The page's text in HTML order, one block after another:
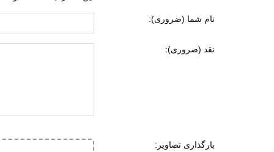
ویژگی های تخصصی
نام شما (ضروری):
نقد (ضروری):
بارگذاری تصاویر: